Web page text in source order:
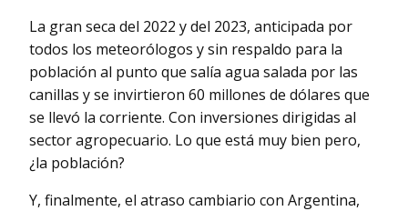
La gran seca del 2022 y del 2023, anticipada por
todos los meteorólogos y sin respaldo para la
población al punto que salía agua salada por las
canillas y se invirtieron 60 millones de dólares que
se llevó la corriente. Con inversiones dirigidas al
sector agropecuario. Lo que está muy bien pero,
¿la población?
Y, finalmente, el atraso cambiario con Argentina,